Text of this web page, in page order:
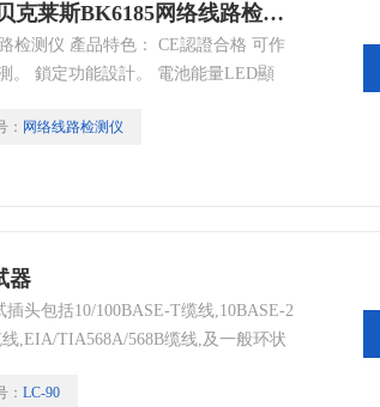
网络线路检测仪中国台湾贝克莱斯BK6185网络线路检测仪
检测仪 產品特色： CE認證合格 可作
。 鎖定功能設計。 電池能量LED顯
： 网络线路检测仪
器
头包括10/100BASE-T缆线,10BASE-2
,EIA/TIA568A/568B缆线,及一般环状
。 自动及手动扫瞄功能。 接地线测
： LC-90